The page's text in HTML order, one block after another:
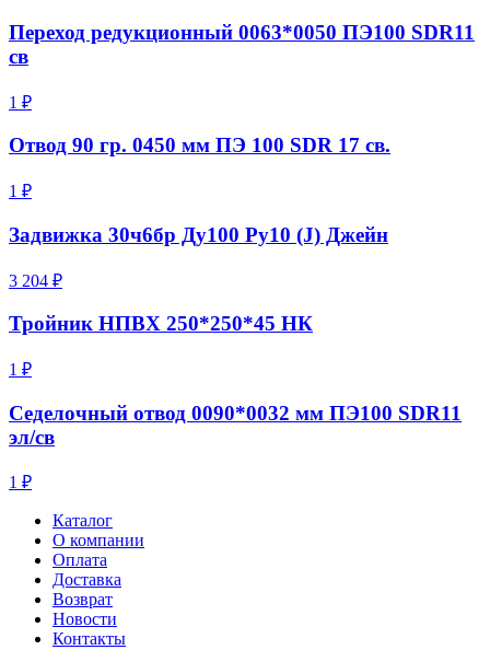
Переход редукционный 0063*0050 ПЭ100 SDR11
св
1 ₽
Отвод 90 гр. 0450 мм ПЭ 100 SDR 17 св.
1 ₽
Задвижка 30ч6бр Ду100 Ру10 (J) Джейн
3 204 ₽
Тройник НПВХ 250*250*45 НК
1 ₽
Седелочный отвод 0090*0032 мм ПЭ100 SDR11
эл/св
1 ₽
Каталог
О компании
Оплата
Доставка
Возврат
Новости
Контакты